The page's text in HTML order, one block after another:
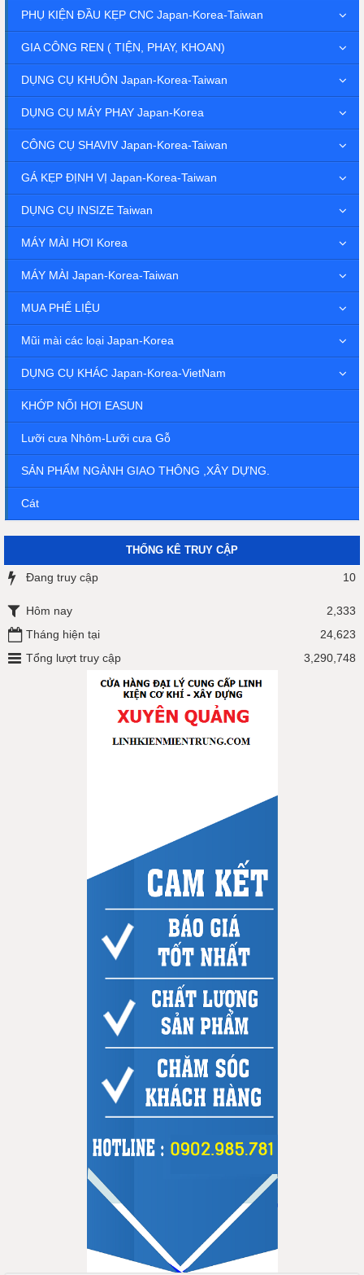
PHỤ KIỆN ĐẦU KẸP CNC Japan-Korea-Taiwan
GIA CÔNG REN ( TIỆN, PHAY, KHOAN)
DỤNG CỤ KHUÔN Japan-Korea-Taiwan
DỤNG CỤ MÁY PHAY Japan-Korea
CÔNG CỤ SHAVIV Japan-Korea-Taiwan
GÁ KẸP ĐỊNH VỊ Japan-Korea-Taiwan
DỤNG CỤ INSIZE Taiwan
MÁY MÀI HƠI Korea
MÁY MÀI Japan-Korea-Taiwan
MUA PHẾ LIỆU
Mũi mài các loại Japan-Korea
DỤNG CỤ KHÁC Japan-Korea-VietNam
KHỚP NỐI HƠI EASUN
Lưỡi cưa Nhôm-Lưỡi cưa Gỗ
SẢN PHẨM NGÀNH GIAO THÔNG ,XÂY DỰNG.
Cát
THỐNG KÊ TRUY CẬP
Đang truy cập 10
Hôm nay
2,333
Tháng hiện tại
24,623
Tổng lượt truy cập
3,290,748